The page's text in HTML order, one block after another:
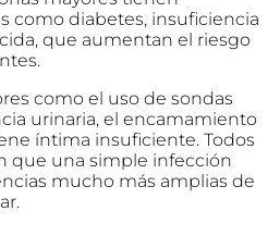
como diabetes, insuficiencia
que aumentan el riesgo
como el uso de sondas
urinaria, el encamamiento
íntima insuficiente. Todos
que una simple infección
mucho más amplias de